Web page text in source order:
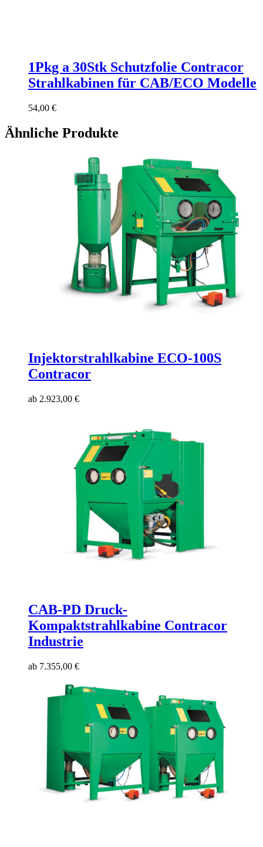
1Pkg a 30Stk Schutzfolie Contracor
Strahlkabinen für CAB/ECO Modelle
54,00 €
Ähnliche Produkte
Injektorstrahlkabine ECO-100S
Contracor
ab 2.923,00 €
CAB-PD Druck-
Kompaktstrahlkabine Contracor
Industrie
ab 7.355,00 €